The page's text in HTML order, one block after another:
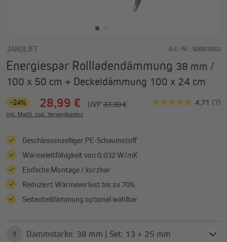
JAROLIFT Art.-Nr.: 60001665
Energiespar Rollladendämmung 38 mm /
100 x 50 cm + Deckeldämmung 100 x 24 cm
-24% 28,99 € UVP 37,99 €
Inkl. MwSt. zzgl. Versandkosten
Geschlossenzelliger PE-Schaumstoff
Wärmeleitfähigkeit von 0,032 W/mK
Einfache Montage / kürzbar
Reduziert Wärmeverlust bis zu 70%
Seitenteildämmung optional wählbar
1 Dämmstärke: 38 mm | Set: 13 + 25 mm